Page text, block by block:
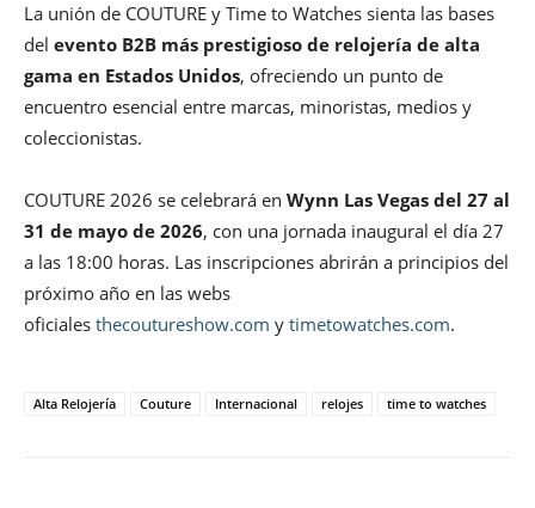
La unión de COUTURE y Time to Watches sienta las bases
del evento B2B más prestigioso de relojería de alta
gama en Estados Unidos, ofreciendo un punto de
encuentro esencial entre marcas, minoristas, medios y
coleccionistas.
COUTURE 2026 se celebrará en Wynn Las Vegas del 27 al
31 de mayo de 2026, con una jornada inaugural el día 27
a las 18:00 horas. Las inscripciones abrirán a principios del
próximo año en las webs
oficiales thecoutureshow.com y timetowatches.com.
Alta Relojería Couture Internacional relojes time to watches